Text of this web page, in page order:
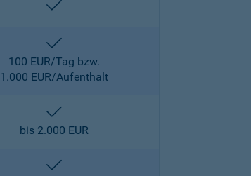
100 EUR/Tag bzw.
1.000 EUR/Aufenthalt
bis 2.000 EUR